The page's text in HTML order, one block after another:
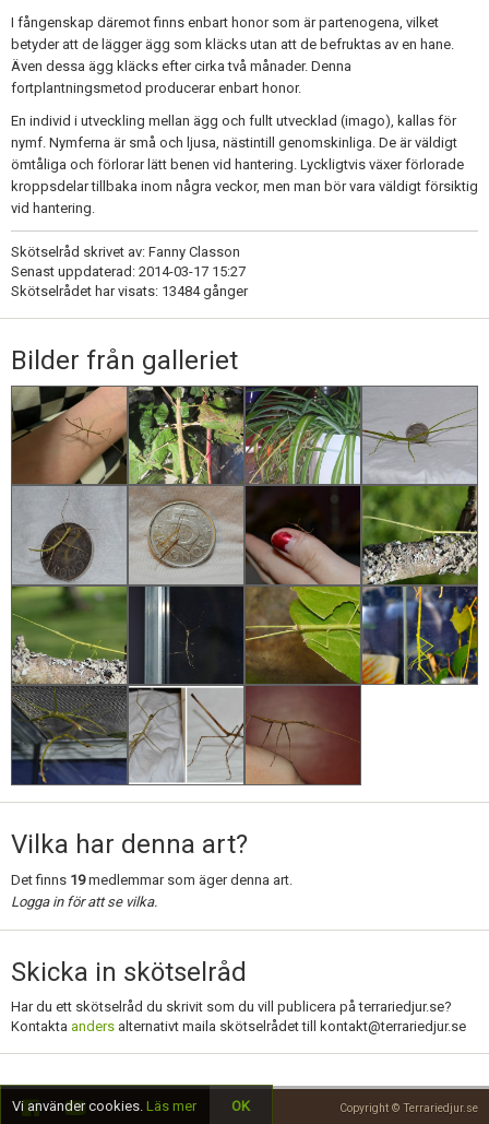
I fångenskap däremot finns enbart honor som är partenogena, vilket
betyder att de lägger ägg som kläcks utan att de befruktas av en hane.
Även dessa ägg kläcks efter cirka två månader. Denna
fortplantningsmetod producerar enbart honor.
En individ i utveckling mellan ägg och fullt utvecklad (imago), kallas för
nymf. Nymferna är små och ljusa, nästintill genomskinliga. De är väldigt
ömtåliga och förlorar lätt benen vid hantering. Lyckligtvis växer förlorade
kroppsdelar tillbaka inom några veckor, men man bör vara väldigt försiktig
vid hantering.
Skötselråd skrivet av: Fanny Classon
Senast uppdaterad: 2014-03-17 15:27
Skötselrådet har visats: 13484 gånger
Bilder från galleriet
Vilka har denna art?
Det finns 19medlemmar som äger denna art.
Logga in för att se vilka.
Skicka in skötselråd
Har du ett skötselråd du skrivit som du vill publicera på terrariedjur.se?
Kontakta anders alternativt maila skötselrådet till kontakt@terrariedjur.se
Copyright © Terrariedjur.se
Vi använder cookies. Läs mer OK